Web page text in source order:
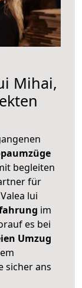
Mihai,
begleiten
für
lui
im
es bei
Umzug
sicher ans